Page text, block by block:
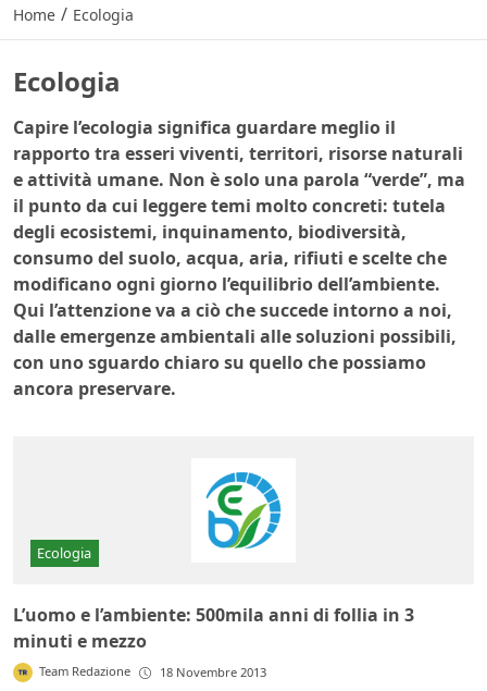
Home / Ecologia
Ecologia
Capire l’ecologia significa guardare meglio il
rapporto tra esseri viventi, territori, risorse naturali
e attività umane. Non è solo una parola “verde”, ma
il punto da cui leggere temi molto concreti: tutela
degli ecosistemi, inquinamento, biodiversità,
consumo del suolo, acqua, aria, rifiuti e scelte che
modificano ogni giorno l’equilibrio dell’ambiente.
Qui l’attenzione va a ciò che succede intorno a noi,
dalle emergenze ambientali alle soluzioni possibili,
con uno sguardo chiaro su quello che possiamo
ancora preservare.
Ecologia
L’uomo e l’ambiente: 500mila anni di follia in 3
minuti e mezzo
Team Redazione 18 Novembre 2013